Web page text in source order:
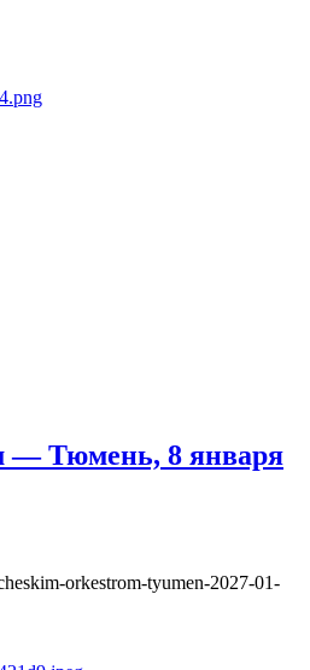
— Тюмень, 8 января
orkestrom-tyumen-2027-01-